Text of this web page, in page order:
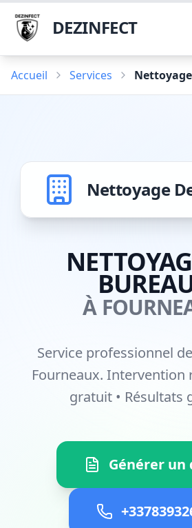
DEZINFECT
Accueil Services
Nettoyage
À
Service professionnel
Fourneaux. Intervention
gratuit • Résultats
Générer un